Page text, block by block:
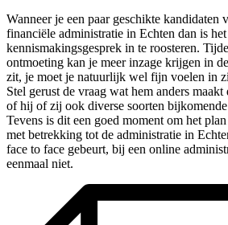
Wanneer je een paar geschikte kandidaten
financiële administratie in Echten dan is
kennismakingsgesprek in te roosteren.
ontmoeting kan je meer inzage krijgen in
zit, je moet je natuurlijk wel fijn voelen in
Stel gerust de vraag wat hem anders
of hij of zij ook diverse soorten bijkomende
Tevens is dit een goed moment om het
met betrekking tot de administratie in
face to face gebeurt, bij een online
eenmaal niet.